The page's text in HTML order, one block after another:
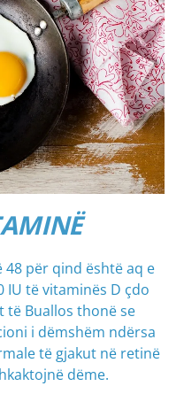
për qind është aq e
IU të vitaminës D çdo
të Buallos thonë se
i dëmshëm ndërsa
të gjakut në retinë
dëme.